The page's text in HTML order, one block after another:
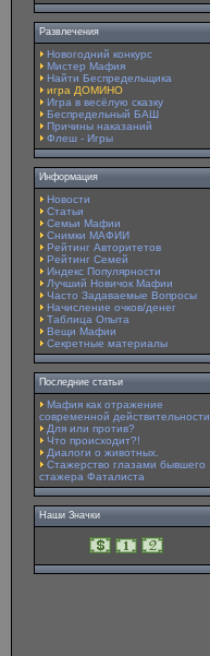
Развлечения
Новогодний конкурс
Мистер Мафия
Найти Беспредельщика
игра ДОМИНО
Игра в весёлую сказку
Беспредельный БАШ
Причины наказаний
Флеш - Игры
Информация
Новости
Статьи
Семьи Мафии
Снимки МАФИИ
Рейтинг Авторитетов
Рейтинг Семей
Индекс Популярности
Лучший Новичок Мафии
Часто Задаваемые Вопросы
Начисление очков/денег
Таблица Опыта
Вещи Мафии
Секретные материалы
Последние статьи
Мафия как отражение
современной действительности
Для или против?
Что происходит?!
Диалоги о животных.
Стажерство глазами бывшего
стажера Фаталиста
Наши Значки